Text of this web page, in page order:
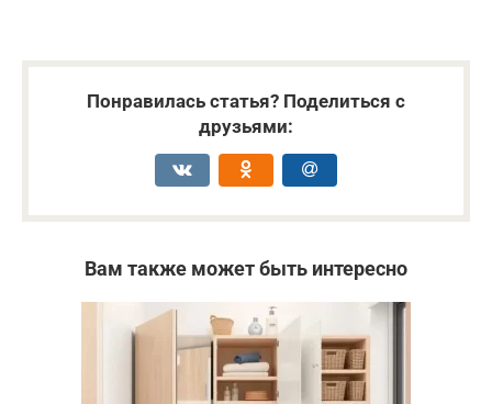
Понравилась статья? Поделиться с
друзьями:
Вам также может быть интересно